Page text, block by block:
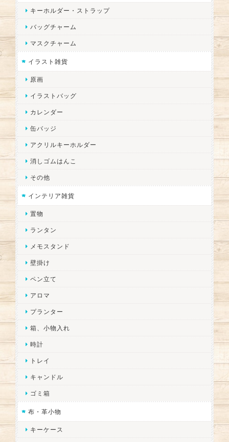
キーホルダー・ストラップ
バッグチャーム
マスクチャーム
イラスト雑貨
原画
イラストバッグ
カレンダー
缶バッジ
アクリルキーホルダー
消しゴムはんこ
その他
インテリア雑貨
置物
ランタン
メモスタンド
壁掛け
ペン立て
アロマ
プランター
箱、小物入れ
時計
トレイ
キャンドル
ゴミ箱
布・革小物
キーケース